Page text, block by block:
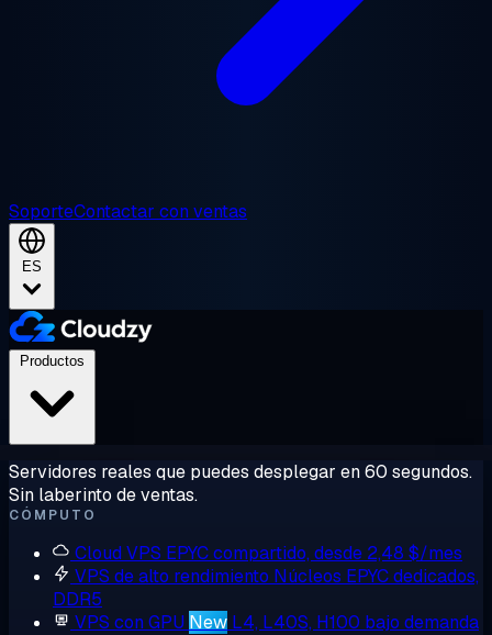
SoporteContactar con ventas
ES
Servidores reales que puedes desplegar en 60 segundos.
Sin laberinto de ventas.
CÓMPUTO
Cloud VPS EPYC compartido, desde 2,48 $/mes
VPS de alto rendimiento Núcleos EPYC dedicados,
DDR5
VPS con GPU New L4, L40S, H100 bajo demanda